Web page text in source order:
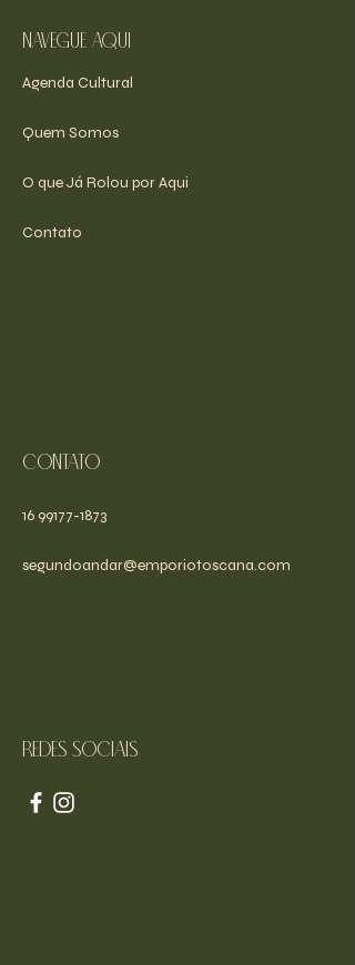
navegue aqui
Agenda Cultural
Quem Somos
O que Já Rolou por Aqui
Contato
Contato
16 99177-1873
segundoandar@emporiotoscana.com
Redes sociais